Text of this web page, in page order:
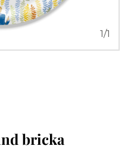
1/1
bricka